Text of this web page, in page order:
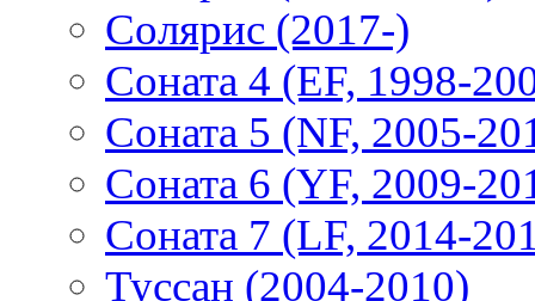
Солярис (2017-)
Соната 4 (EF, 1998-
Соната 5 (NF, 2005-
Соната 6 (YF, 2009-
Соната 7 (LF, 2014-
Туссан (2004-2010)